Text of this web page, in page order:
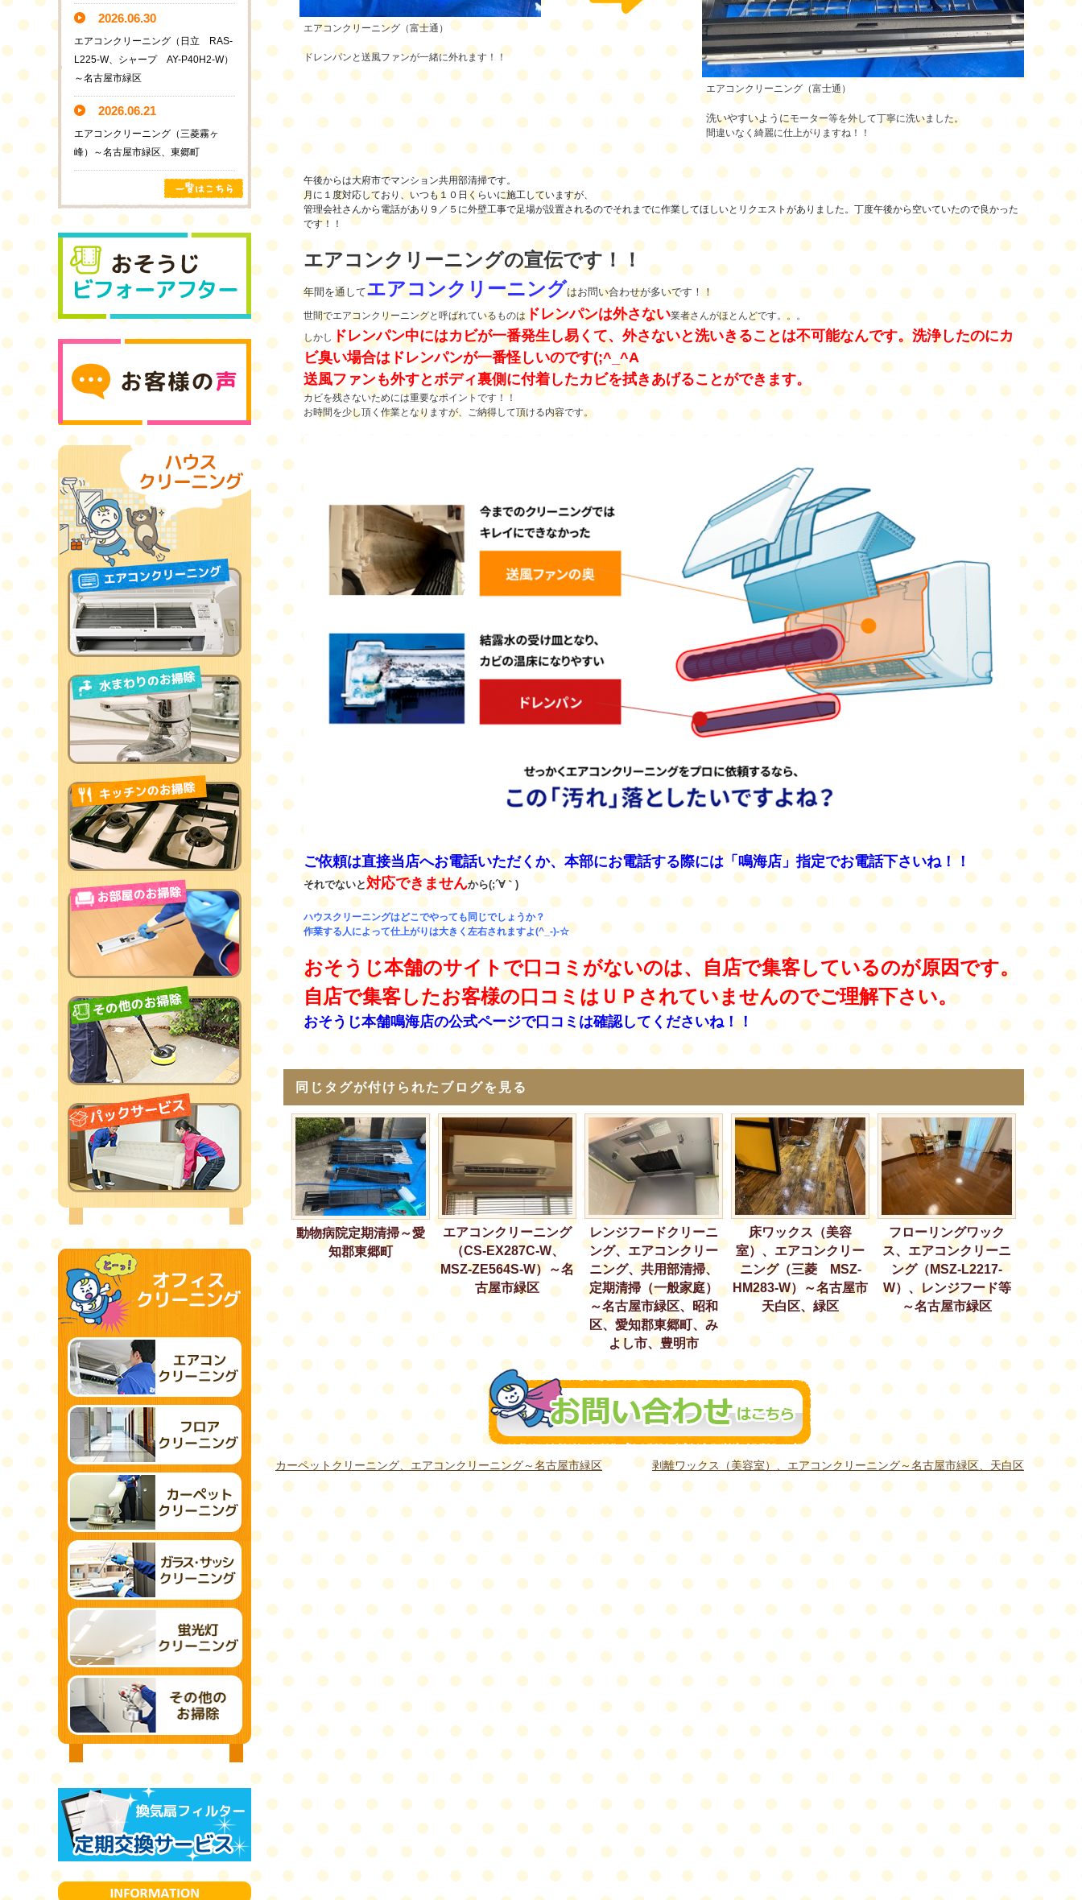
エアコンクリーニング（富士通）
ドレンパンと送風ファンが一緒に外れます！！
エアコンクリーニング（富士通）
洗いやすいようにモーター等を外して丁寧に洗いました。
間違いなく綺麗に仕上がりますね！！
午後からは大府市でマンション共用部清掃です。
月に１度対応しており、いつも１０日くらいに施工していますが、
管理会社さんから電話があり９／５に外壁工事で足場が設置されるのでそれまでに作業してほしいとリクエストがありました。丁度午後から空いていたので良かった
です！！
エアコンクリーニングの宣伝です！！
年間を通してエアコンクリーニングはお問い合わせが多いです！！
世間でエアコンクリーニングと呼ばれているものはドレンパンは外さない業者さんがほとんどです。。。
しかし ドレンパン中にはカビが一番発生し易くて、外さないと洗いきることは不可能なんです。洗浄したのにカ
ビ臭い場合はドレンパンが一番怪しいのです(;^_^A
送風ファンも外すとボディ裏側に付着したカビを拭きあげることができます。
カビを残さないためには重要なポイントです！！
お時間を少し頂く作業となりますが、ご納得して頂ける内容です。
ご依頼は直接当店へお電話いただくか、本部にお電話する際には「鳴海店」指定でお電話下さいね！！
それでないと対応できませんから(;´∀｀)
ハウスクリーニングはどこでやっても同じでしょうか？
作業する人によって仕上がりは大きく左右されますよ(^_-)-☆
おそうじ本舗のサイトで口コミがないのは、自店で集客しているのが原因です。
自店で集客したお客様の口コミはＵＰされていませんのでご理解下さい。
おそうじ本舗鳴海店の公式ページで口コミは確認してくださいね！！
同じタグが付けられたブログを見る
動物病院定期清掃～愛
知郡東郷町
エアコンクリーニング
（CS-EX287C-W、
MSZ-ZE564S-W）～名
古屋市緑区
レンジフードクリーニ
ング、エアコンクリー
ニング、共用部清掃、
定期清掃（一般家庭）
～名古屋市緑区、昭和
区、愛知郡東郷町、み
よし市、豊明市
床ワックス（美容
室）、エアコンクリー
ニング（三菱 MSZ-
HM283-W）～名古屋市
天白区、緑区
フローリングワック
ス、エアコンクリーニ
ング（MSZ-L2217-
W）、レンジフード等
～名古屋市緑区
カーペットクリーニング、エアコンクリーニング～名古屋市緑区 剥離ワックス（美容室）、エアコンクリーニング～名古屋市緑区、天白区
2026.06.30
エアコンクリーニング（日立 RAS-
L225-W、シャープ AY-P40H2-W）
～名古屋市緑区
2026.06.21
エアコンクリーニング（三菱霧ヶ
峰）～名古屋市緑区、東郷町